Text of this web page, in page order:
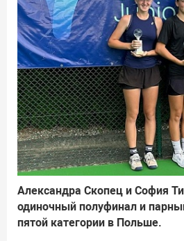
Александра Скопец и София
одиночный полуфинал и
пятой категории в Польше.